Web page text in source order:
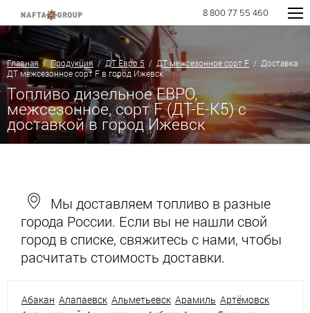
8 800 77 55 460
Главная/Продукция/ДТ Евро 5 / ДТ межсезонное сорт F / Доставка
ДТ межсезонное сорт F в город Ижевск
Топливо дизельное ЕВРО,
межсезонное, сорт F (ДТ-Е-К5) с
доставкой в город Ижевск
Мы доставляем топливо в разные
города России. Если вы не нашли свой
город в списке, свяжитесь с нами, чтобы
расчитать стоимость доставки.
Абакан Алапаевск Альметьевск Арамиль Артёмовск